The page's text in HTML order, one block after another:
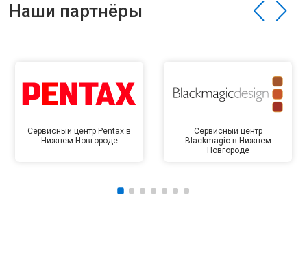
Наши партнёры
Сервисный центр Pentax в
Нижнем Новгороде
Сервисный центр
Blackmagic в Нижнем
Новгороде